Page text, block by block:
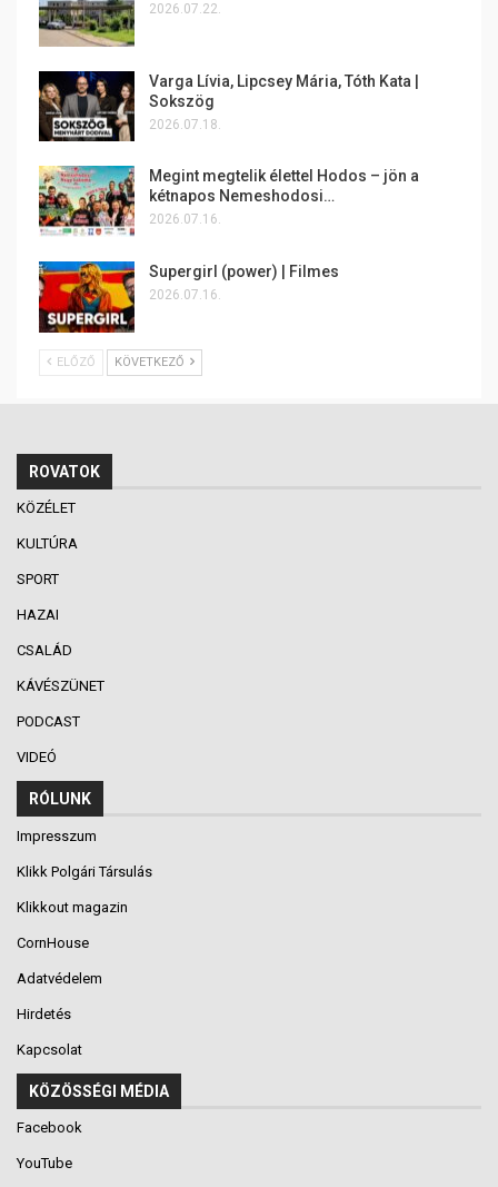
2026.07.22.
Varga Lívia, Lipcsey Mária, Tóth Kata |
Sokszög
2026.07.18.
Megint megtelik élettel Hodos – jön a
kétnapos Nemeshodosi…
2026.07.16.
Supergirl (power) | Filmes
2026.07.16.
ELŐZŐ KÖVETKEZŐ
ROVATOK
KÖZÉLET
KULTÚRA
SPORT
HAZAI
CSALÁD
KÁVÉSZÜNET
PODCAST
VIDEÓ
RÓLUNK
Impresszum
Klikk Polgári Társulás
Klikkout magazin
CornHouse
Adatvédelem
Hirdetés
Kapcsolat
KÖZÖSSÉGI MÉDIA
Facebook
YouTube